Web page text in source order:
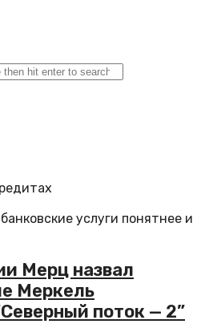
услуги понятнее и
Мерц назвал
Меркель
поток — 2”